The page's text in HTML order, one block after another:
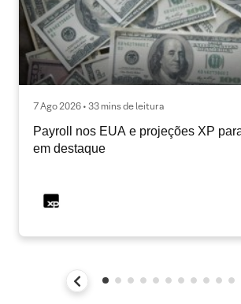
7 Ago 2026 • 33 mins de leitura
Payroll nos EUA e projeções XP
em destaque